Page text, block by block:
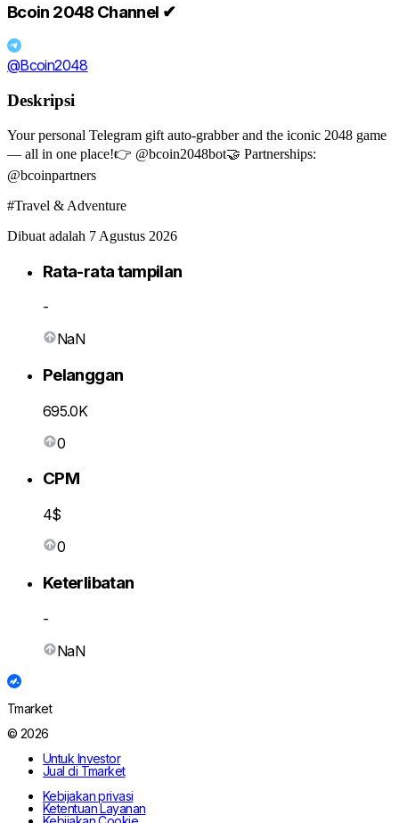
Bcoin 2048 Channel ✔
@Bcoin2048
Deskripsi
Your personal Telegram gift auto-grabber and the iconic 2048 game
— all in one place!👉 @bcoin2048bot🤝 Partnerships:
@bcoinpartners
#Travel & Adventure
Dibuat adalah 7 Agustus 2026
Rata-rata tampilan
-
NaN
Pelanggan
695.0K
0
CPM
4$
0
Keterlibatan
-
NaN
Tmarket
© 2026
Untuk Investor
Jual di Tmarket
Kebijakan privasi
Ketentuan Layanan